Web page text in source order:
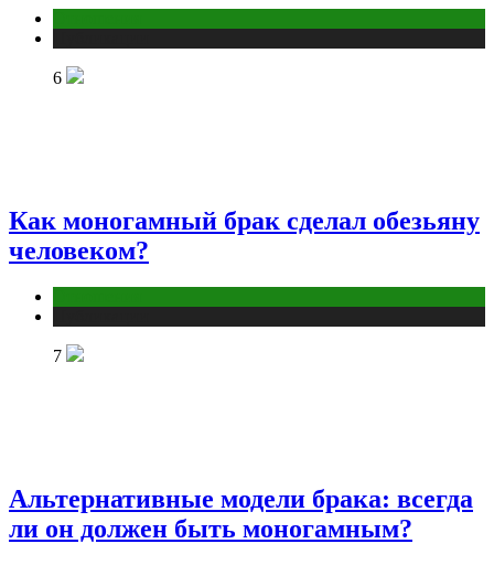
6
Как моногамный брак сделал обезьяну
человеком?
7
Альтернативные модели брака: всегда
ли он должен быть моногамным?